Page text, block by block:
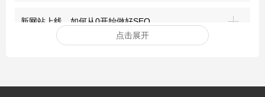
新网站上线，如何从0开始做好SEO
突破界限：青岛网站建设的前沿探索
点击展开